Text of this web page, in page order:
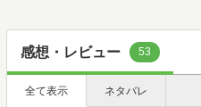
感想・レビュー 53
全て表示 ネタバレ